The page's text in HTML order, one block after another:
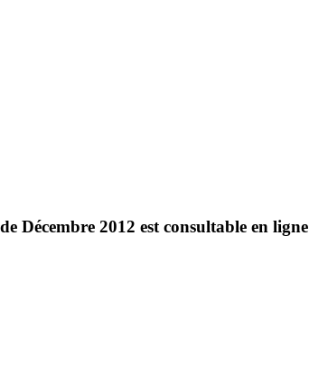
Décembre 2012 est consultable en ligne